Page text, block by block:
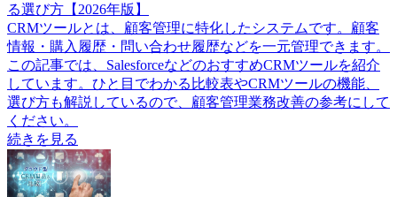
る選び方【2026年版】
CRMツールとは、顧客管理に特化したシステムです。顧客
情報・購入履歴・問い合わせ履歴などを一元管理できます。
この記事では、SalesforceなどのおすすめCRMツールを紹介
しています。ひと目でわかる比較表やCRMツールの機能、
選び方も解説しているので、顧客管理業務改善の参考にして
ください。
続きを見る